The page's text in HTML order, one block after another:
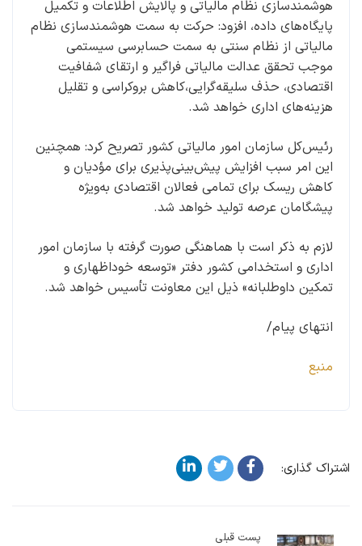
هوشمندسازی نظام مالیاتی و پالایش اطلاعات و تکمیل
پایگاه‌های داده، افزود: حرکت به سمت هوشمندسازی نظام
مالیاتی از نظام سنتی به سمت حسابرسی سیستمی
موجب تحقق عدالت مالیاتی فراگیر و ارتقای شفافیت
اقتصادی، حذف سلیقه‌‌‌گرایی،کاهش بروکراسی و تقلیل
هزینه‌های اداری خواهد شد.
رئیس‌کل سازمان امور مالیاتی کشور تصریح کرد: همچنین
این امر سبب افزایش پیش‌بینی‌‌‌پذیری برای مؤدیان و
کاهش ریسک برای تمامی فعالان اقتصادی به‌‌‌ویژه
پیشگامان عرصه تولید خواهد شد.
لازم به ذکر است با هماهنگی صورت گرفته با سازمان امور
اداری و استخدامی کشور دفتر «توسعه خوداظهاری و
تمکین داوطلبانه» ذیل این معاونت تأسیس خواهد شد.
انتهای پیام/
منبع
اشتراک گذاری:
پست قبلی